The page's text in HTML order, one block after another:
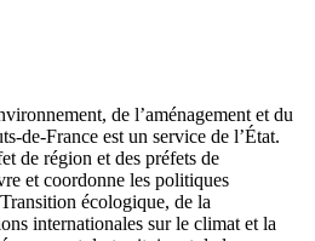
de l’aménagement et du
de-France est un service de l’État.
de région et des préfets de
et coordonne les politiques
écologique, de la
internationales sur le climat et la